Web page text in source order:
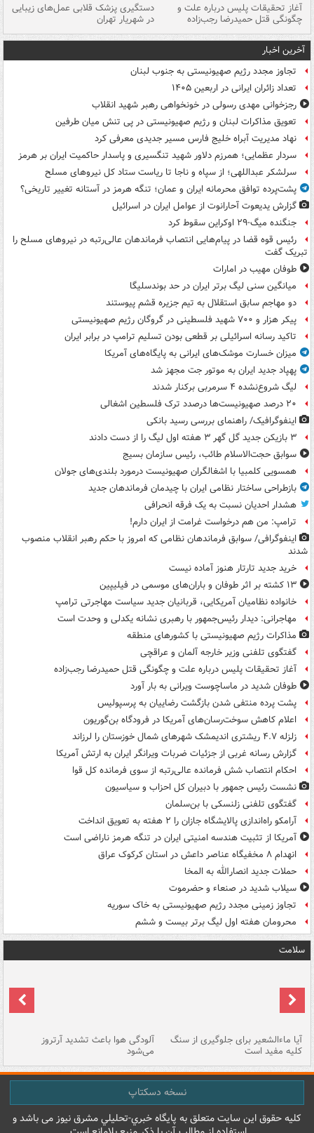
آغاز تحقیقات پلیس درباره علت و
چگونگی قتل حمیدرضا رجب‌زاده
دستگیری پزشک قلابی عمل‌های زیبایی
در شهریار تهران
آخرین اخبار
تجاوز مجدد رژیم صهیونیستی به جنوب لبنان
تعداد زائران ایرانی در اربعین ۱۴۰۵
رجزخوانی مهدی رسولی در خونخواهی رهبر شهید انقلاب
تعویق مذاکرات لبنان و رژیم صهیونیستی در پی تنش میان طرفین
نهاد مدیریت آبراه خلیج فارس مسیر جدیدی معرفی کرد
سردار عظمایی؛ همرزم دلاور شهید تنگسیری و پاسدار حاکمیت ایران بر هرمز
سرلشکر عبداللهی؛ از سپاه و ناجا تا ریاست ستاد کل نیروهای مسلح
پشت‌پرده توافق محرمانه ایران و عمان؛ تنگه هرمز در آستانه تغییر تاریخی؟
گزارش یدیعوت آحارانوت از عوامل ایران در اسرائیل
جنگنده میگ-۲۹ اوکراین سقوط کرد
رئیس قوه قضا در پیام‌هایی انتصاب‌ فرماندهان عالی‌رتبه در نیروهای مسلح را
تبریک گفت
طوفان مهیب در امارات
میانگین سنی لیگ برتر ایران در حد بوندسلیگا
دو مهاجم سابق استقلال به تیم جزیره قشم پیوستند
پیکر هزار و ۷۰۰ شهید فلسطینی در گروگان رژیم صهیونیستی
تاکید رسانه اسرائیلی بر قطعی بودن تسلیم ترامپ در برابر ایران
میزان خسارت موشک‌های ایرانی به پایگاه‌های آمریکا
پهپاد جدید ایران به موتور جت مجهز شد
لیگ شروع‌نشده ۴ سرمربی برکنار شدند
۲۰ درصد صهیونیست‌ها درصدد ترک فلسطین اشغالی
اینفوگرافیک/ راهنمای بررسی رسید بانکی
۳ بازیکن جدید گل گهر ۳ هفته اول لیگ را از دست دادند
سوابق حجت‌الاسلام طائب، رئیس سازمان بسیج
همسویی کلمبیا با اشغالگران صهیونیست درمورد بلندی‌های جولان
بازطراحی ساختار نظامی ایران با چیدمان فرماندهان جدید
هشدار احدیان نسبت به یک فرقه انحرافی
ترامپ: من هم درخواست غرامت از ایران دارم!
اینفوگرافی/ سوابق فرماندهان نظامی که امروز با حکم رهبر انقلاب منصوب
شدند
خرید جدید تارتار هنوز آماده نیست
۱۳ کشته بر اثر طوفان و باران‌های موسمی در فیلیپین
خانواده نظامیان آمریکایی، قربانیان جدید سیاست مهاجرتی ترامپ
مهاجرانی: دیدار رئیس‌جمهور با رهبری نشانه یکدلی و وحدت است
مذاکرات رژیم صهیونیستی با کشورهای منطقه
گفتگوی تلفنی وزیر خارجه آلمان و عراقچی
آغاز تحقیقات پلیس درباره علت و چگونگی قتل حمیدرضا رجب‌زاده
طوفان شدید در ماساچوست ویرانی به بار آورد
پشت پرده منتفی شدن بازگشت رضاییان به پرسپولیس
اعلام کاهش سوخت‌رسان‌های آمریکا در فرودگاه بن‌گوریون
زلزله ۴.۷ ریشتری اندیمشک شهرهای شمال خوزستان را لرزاند
گزارش رسانه غربی از جزئیات ضربات ویرانگر ایران به ارتش آمریکا
احکام انتصاب شش فرمانده عالی‌رتبه از سوی فرمانده کل قوا
نشست رئیس جمهور با دبیران کل احزاب و سیاسیون
گفتگوی تلفنی زلنسکی با بن‌سلمان
آرامکو راه‌اندازی پالایشگاه جازان را ۲ هفته به تعویق انداخت
آمریکا از تثبیت هندسه امنیتی ایران در تنگه هرمز ناراضی است
انهدام ۸ مخفیگاه عناصر داعش در استان کرکوک عراق
حملات جدید انصارالله به المخا
سیلاب شدید در صنعاء و حضرموت
تجاوز زمینی مجدد رژیم صهیونیستی به خاک سوریه
محرومان هفته اول لیگ برتر بیست و ششم
سلامت
آیا ماءالشعیر برای جلوگیری از سنگ
کلیه مفید است
آلودگی هوا باعث تشدید آرتروز
می‌شود
نسخه دسکتاپ
کليه حقوق اين سايت متعلق به پایگاه خبري-تحليلي مشرق نيوز می باشد و